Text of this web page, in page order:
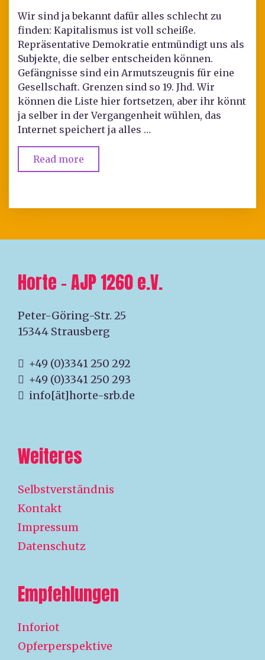
Wir sind ja bekannt dafür alles schlecht zu
finden: Kapitalismus ist voll scheiße.
Repräsentative Demokratie entmündigt uns als
Subjekte, die selber entscheiden können.
Gefängnisse sind ein Armutszeugnis für eine
Gesellschaft. Grenzen sind so 19. Jhd. Wir
können die Liste hier fortsetzen, aber ihr könnt
ja selber in der Vergangenheit wühlen, das
Internet speichert ja alles …
Read more
Horte – AJP 1260 e.V.
Peter-Göring-Str. 25
15344 Strausberg
+49 (0)3341 250 292
+49 (0)3341 250 293
info[ät]horte-srb.de
Weiteres
Selbstverständnis
Kontakt
Impressum
Datenschutz
Empfehlungen
Inforiot
Opferperspektive